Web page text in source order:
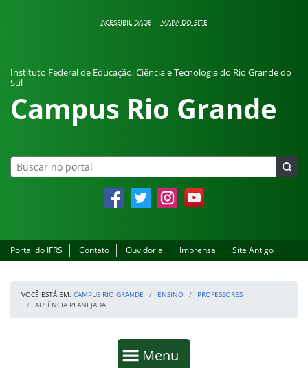
ACESSIBILIDADE MAPA DO SITE
Instituto Federal de Educação, Ciência e Tecnologia do Rio Grande do
Sul
Campus Rio Grande
Facebook Twitter InstagramYouTube
Portal do IFRS Contato Ouvidoria Imprensa Site Antigo
VOCÊ ESTÁ EM: CAMPUS RIO GRANDE ENSINO
PROFESSORES
AUSÊNCIA PLANEJADA
Mostrar
Menu